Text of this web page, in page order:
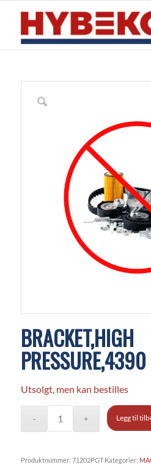
BRACKET,HIGH
PRESSURE,4390
Utsolgt, men kan bestilles
Legg til
Produktnummer: 71202PGT Kategorier: